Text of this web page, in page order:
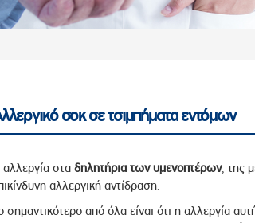
Στελεχών και Συνεργατών
- Υποψηφιοτήτων
Ελέγχου
Κανονισμός Λειτουργίας
2023
σοκ σε τσιμπήματα εντόμων
στα δηλητήρια των υμενοπτέρων, της
αλλεργική αντίδραση.
σημαντικότερο από όλα είναι ότι η αλλεργία